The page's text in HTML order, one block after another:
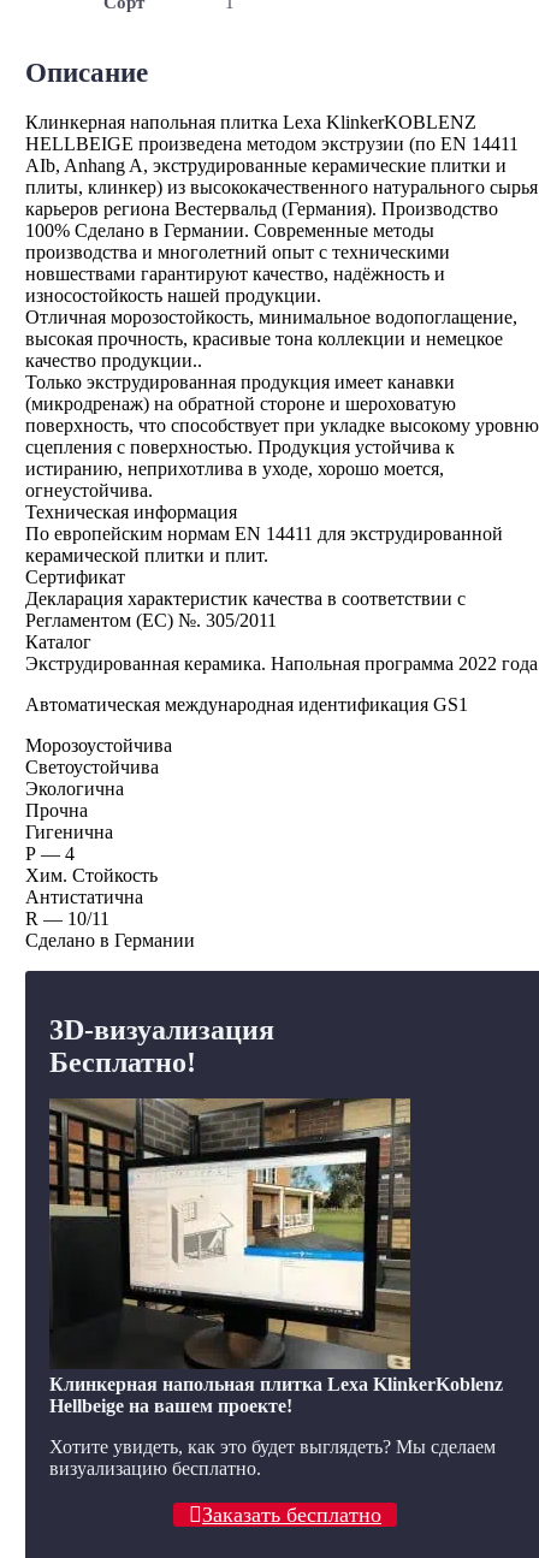
Описание
Клинкерная напольная плитка Lexa KlinkerKOBLENZ
HELLBEIGE произведена методом экструзии (по EN 14411
AIb, Anhang A, экструдированные керамические плитки и
плиты, клинкер) из высококачественного натурального сырья
карьеров региона Вестервальд (Германия). Производство
100% Сделано в Германии. Современные методы
производства и многолетний опыт с техническими
новшествами гарантируют качество, надёжность и
износостойкость нашей продукции.
Отличная морозостойкость, минимальное водопоглащение,
высокая прочность, красивые тона коллекции и немецкое
качество продукции..
Только экструдированная продукция имеет канавки
(микродренаж) на обратной стороне и шероховатую
поверхность, что способствует при укладке высокому уровню
сцепления с поверхностью. Продукция устойчива к
истиранию, неприхотлива в уходе, хорошо моется,
огнеустойчива.
Техническая информация
По европейским нормам EN 14411 для экструдированной
керамической плитки и плит.
Сертификат
Декларация характеристик качества в соответствии с
Регламентом (EС) №. 305/2011
Каталог
Экструдированная керамика. Напольная программа 2022
Автоматическая международная идентификация GS1
Морозоустойчива
Светоустойчива
Экологична
Прочна
Гигенична
Р — 4
Хим. Стойкость
Антистатична
R — 10/11
Сделано в Германии
3D-визуализация
Бесплатно!
Клинкерная напольная плитка Lexa KlinkerKoblenz
Hellbeige на вашем проекте!
Хотите увидеть, как это будет выглядеть? Мы сделаем
визуализацию бесплатно.
Заказать бесплатно